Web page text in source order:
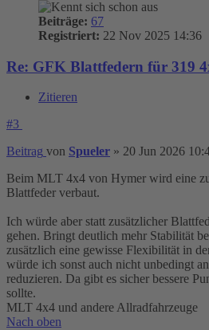
Beiträge: 67
Registriert: 22 Nov 2025 14:36
Re: GFK Blattfedern für 319
Zitieren
#3
Beitrag von Spueler » 20 Jun 2026
Beim MLT 4x4 von Hymer wird eine
Blattfeder verbaut.
Ich würde aber statt zusätzlicher
gehen. Bringt deutlich mehr Stabilität
zusätzlich eine gewisse Flexibilität in
würde ich sonst auch nicht unbedingt
reduzieren. Da gibt es sicher bessere
sollte.
MLT 4x4 und andere Allradfahrzeuge
Nach oben